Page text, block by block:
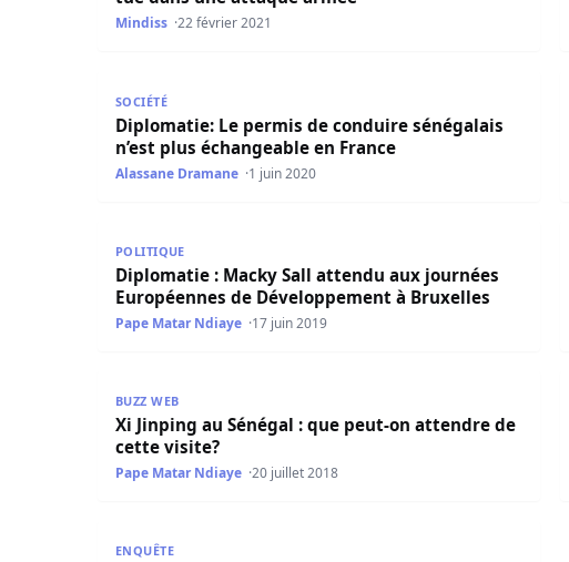
Mindiss 22 février 2021
SOCIÉTÉ
Diplomatie: Le permis de conduire sénégalais
n’est plus échangeable en France
Alassane Dramane 1 juin 2020
POLITIQUE
Diplomatie : Macky Sall attendu aux journées
Européennes de Développement à Bruxelles
Pape Matar Ndiaye 17 juin 2019
BUZZ WEB
Xi Jinping au Sénégal : que peut-on attendre de
cette visite?
Pape Matar Ndiaye 20 juillet 2018
ENQUÊTE